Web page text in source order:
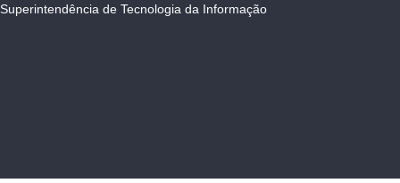
Superintendência de Tecnologia da Informação